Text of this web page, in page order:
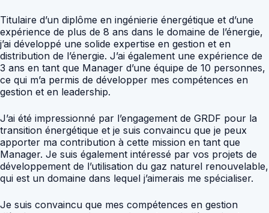
Titulaire d’un diplôme en ingénierie énergétique et d’une
expérience de plus de 8 ans dans le domaine de l’énergie,
j’ai développé une solide expertise en gestion et en
distribution de l’énergie. J’ai également une expérience de
3 ans en tant que Manager d’une équipe de 10 personnes,
ce qui m’a permis de développer mes compétences en
gestion et en leadership.
J’ai été impressionné par l’engagement de GRDF pour la
transition énergétique et je suis convaincu que je peux
apporter ma contribution à cette mission en tant que
Manager. Je suis également intéressé par vos projets de
développement de l’utilisation du gaz naturel renouvelable,
qui est un domaine dans lequel j’aimerais me spécialiser.
Je suis convaincu que mes compétences en gestion